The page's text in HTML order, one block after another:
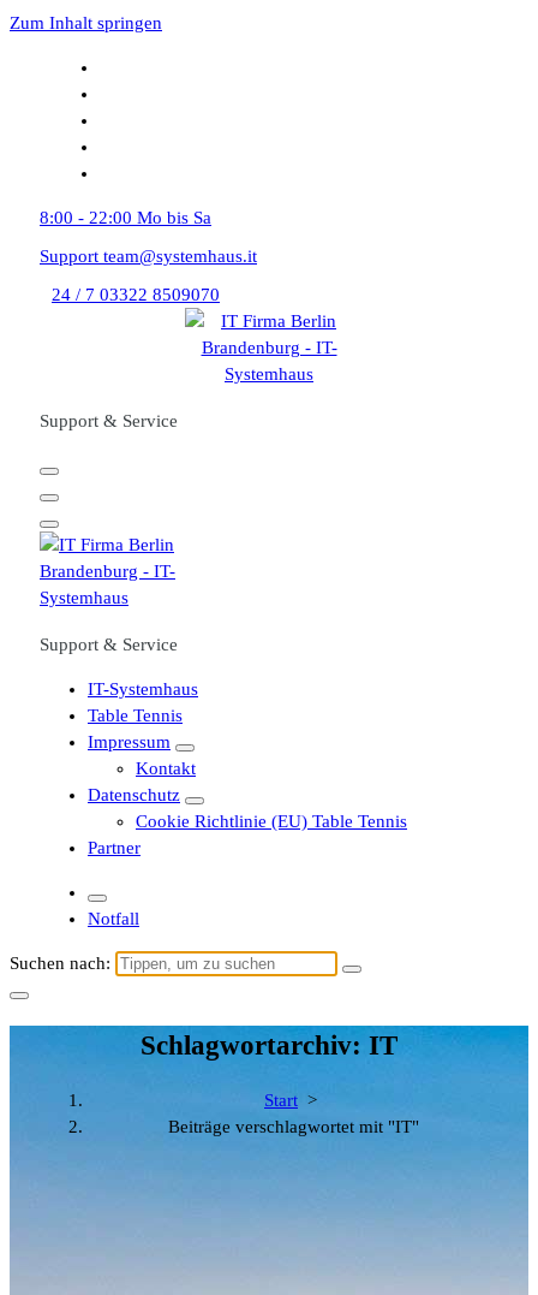
Zum Inhalt springen
8:00 - 22:00 Mo bis Sa
Support team@systemhaus.it
24 / 7 03322 8509070
Support & Service
Support & Service
IT-Systemhaus
Table Tennis
Impressum
Kontakt
Datenschutz
Cookie Richtlinie (EU) Table Tennis
Partner
Notfall
Suchen nach:
Schlagwortarchiv: IT
Start >
Beiträge verschlagwortet mit "IT"